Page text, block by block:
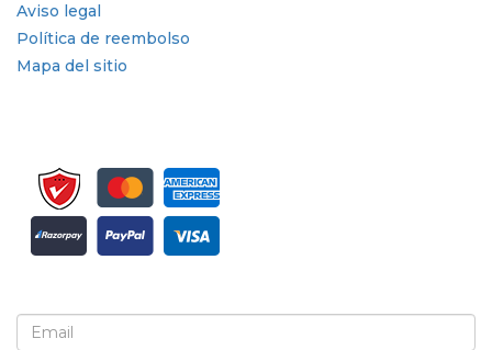
Aviso legal
Política de reembolso
Mapa del sitio